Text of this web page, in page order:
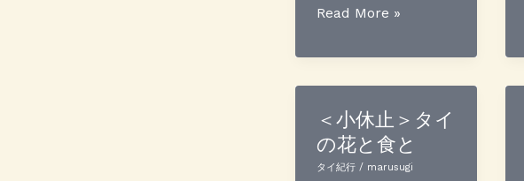
タ
訪
問
記
１
７
Read More »
＜小休止＞タイ
の花と食と
タイ紀行 / marusugi